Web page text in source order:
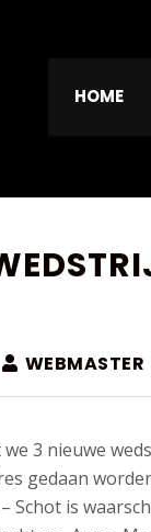
HOME
WEBMASTER
3 nieuwe
gedaan
Schot is